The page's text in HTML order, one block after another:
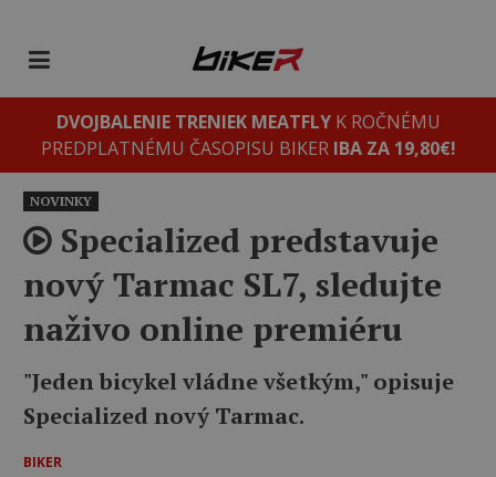
DVOJBALENIE TRENIEK MEATFLYK ROČNÉMU
PREDPLATNÉMU ČASOPISU BIKER IBA ZA 19,80€!
NOVINKY
Specialized predstavuje
nový Tarmac SL7, sledujte
naživo online premiéru
"Jeden bicykel vládne všetkým," opisuje
Specialized nový Tarmac.
BIKER